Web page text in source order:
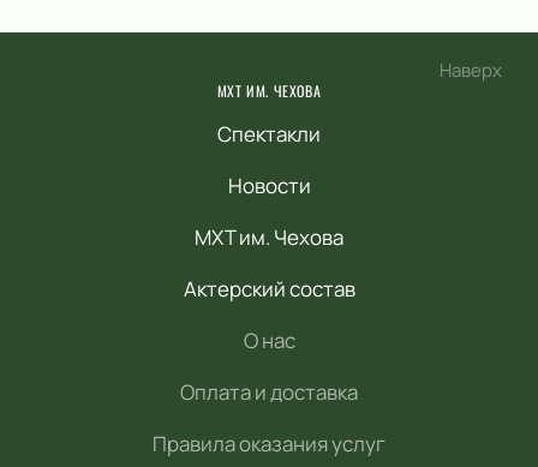
Наверх
МХТ ИМ. ЧЕХОВА
Спектакли
Новости
МХТ им. Чехова
Актерский состав
О нас
Оплата и доставка
Правила оказания услуг